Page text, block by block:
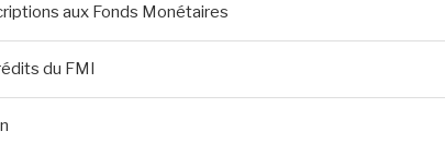
aux Fonds Monétaires
du FMI